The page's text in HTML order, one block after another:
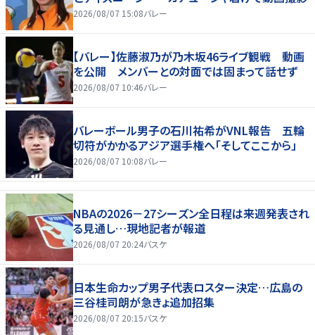
2026/08/07 15:08バレー
【バレー】佐藤淑乃が乃木坂46ライブ観戦 動画
を公開 メンバーとの対面では固まって話せず
2026/08/07 10:46バレー
バレーボール男子の石川祐希がVNL報告 五輪
切符がかかるアジア選手権へ「そしてここから」
2026/08/07 10:08バレー
NBAの2026－27シーズン全日程は来週発表され
る見通し…現地記者が報道
2026/08/07 20:24バスケ
日本生命カップ男子代表ロスター決定…広島の
三谷桂司朗が急きょ追加招集
2026/08/07 20:15バスケ